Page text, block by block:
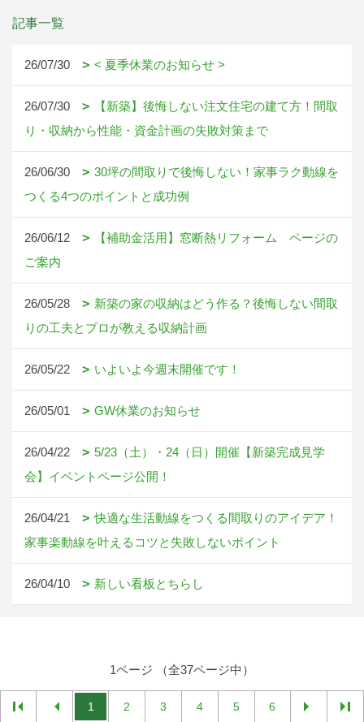
記事一覧
26/07/30 < 夏季休業のお知らせ >
26/07/30
【新築】後悔しない注文住宅の建て方！間取
り・収納から性能・資金計画の失敗対策まで
26/06/30
30坪の間取りで後悔しない！家事ラク動線を
つくる4つのポイントと成功例
26/06/12
【補助金活用】窓断熱リフォーム ページの
ご案内
26/05/28
新築の家の収納はどう作る？後悔しない間取
りの工夫とプロが教える収納計画
26/05/22 いよいよ今週末開催です！
26/05/01 GW休業のお知らせ
26/04/22
5/23（土）・24（日）開催【新築完成見学
会】イベントページ公開！
26/04/21
快適な生活動線をつくる間取りのアイデア！
家事楽動線を叶えるコツと失敗しないポイント
26/04/10 新しい看板とちらし
1ページ （全37ページ中）
1 2 3 4 5 6